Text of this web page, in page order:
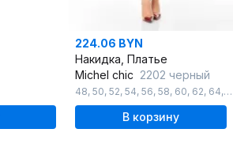
224.06 BYN
Накидка, Платье
Michel chic 2202 черный
48, 50, 52, 54, 56, 58, 60, 62, 64,
В корзину